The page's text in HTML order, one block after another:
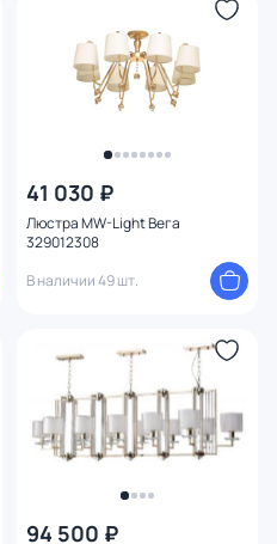
41 030 ₽
Люстра MW-Light Вега
329012308
В наличии 49 шт.
94 500 ₽